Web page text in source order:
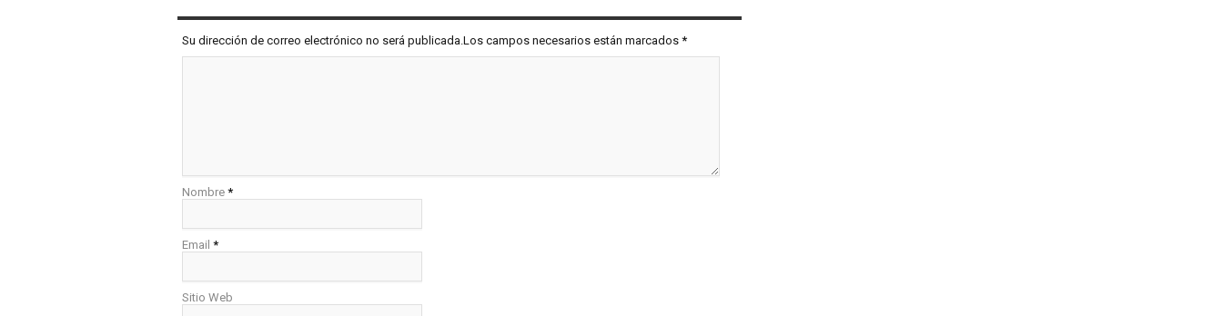
Su dirección de correo electrónico no será publicada.Los campos necesarios están marcados *
Nombre *
Email *
Sitio Web